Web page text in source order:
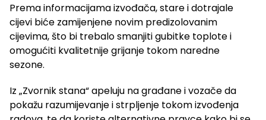
Prema informacijama izvođača, stare i dotrajale
cijevi biće zamijenjene novim predizolovanim
cijevima, što bi trebalo smanjiti gubitke toplote i
omogućiti kvalitetnije grijanje tokom naredne
sezone.
Iz „Zvornik stana“ apeluju na građane i vozače da
pokažu razumijevanje i strpljenje tokom izvođenja